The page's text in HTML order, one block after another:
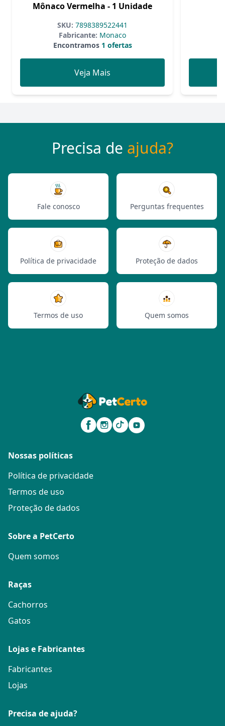
Mônaco Vermelha - 1 Unidade
SKU: 7898389522441
Fabricante: Monaco
Encontramos1 ofertas
Veja Mais
Precisa de ajuda?
Fale conosco Perguntas frequentes
Política de privacidade Proteção de dados
Termos de uso Quem somos
Nossas políticas
Política de privacidade
Termos de uso
Proteção de dados
Sobre a PetCerto
Quem somos
Raças
Cachorros
Gatos
Lojas e Fabricantes
Fabricantes
Lojas
Precisa de ajuda?